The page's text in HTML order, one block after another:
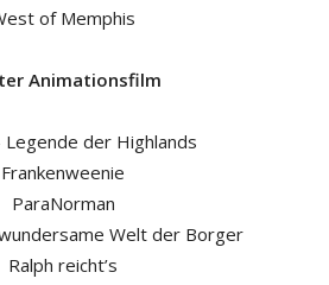
of Memphis
Animationsfilm
Legende der Highlands
Frankenweenie
ParaNorman
Welt der Borger
Ralph reicht’s